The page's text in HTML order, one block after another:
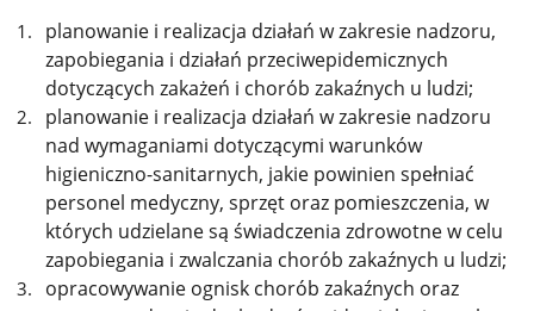
planowanie i realizacja działań w zakresie nadzoru,
zapobiegania i działań przeciwepidemicznych
dotyczących zakażeń i chorób zakaźnych u ludzi;
planowanie i realizacja działań w zakresie nadzoru
nad wymaganiami dotyczącymi warunków
higieniczno-sanitarnych, jakie powinien spełniać
personel medyczny, sprzęt oraz pomieszczenia, w
których udzielane są świadczenia zdrowotne w celu
zapobiegania i zwalczania chorób zakaźnych u ludzi;
opracowywanie ognisk chorób zakaźnych oraz